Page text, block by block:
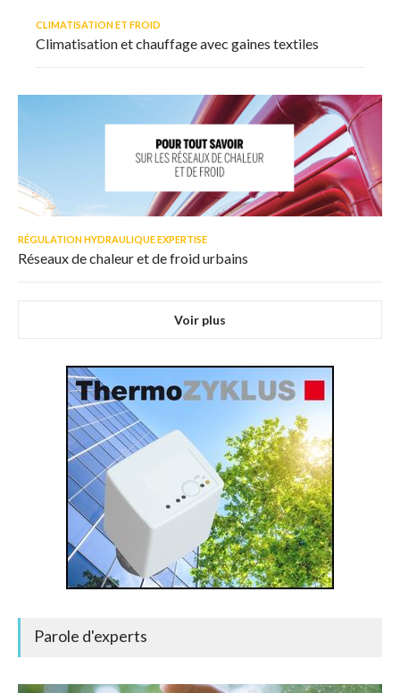
CLIMATISATION ET FROID
Climatisation et chauffage avec gaines textiles
RÉGULATION HYDRAULIQUE EXPERTISE
Réseaux de chaleur et de froid urbains
Voir plus
Parole d'experts